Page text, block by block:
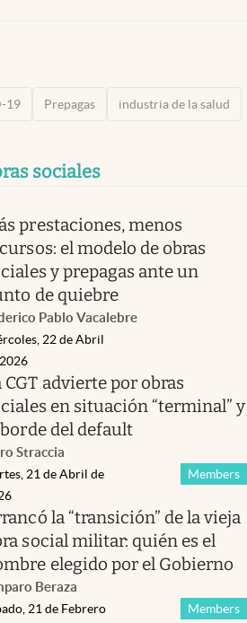
19 Prepagas industria de la salud
sociales
prestaciones, menos
el modelo de obras
y prepagas ante un
de quiebre
Pablo Vacalebre
22 de Abril
CGT advierte por obras
en situación “terminal” y
del default
Straccia
Members
21 de Abril de
la “transición” de la vieja
social militar: quién es el
elegido por el Gobierno
Beraza
Members
21 de Febrero